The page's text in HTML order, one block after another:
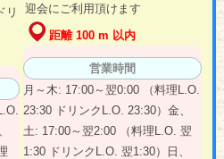
リ
迎会にご利用頂けます
距離 100 m 以内
営業時間
月～木: 17:00～翌0:00 （料理L.O.
23:30 ドリンクL.O. 23:30）金、
土: 17:00～翌2:00 （料理L.O. 翌
1:30 ドリンクL.O. 翌1:30）日、